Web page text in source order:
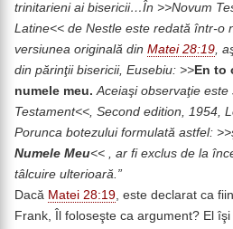
trinitarieni ai bisericii…În >>Novum
Latine<< de Nestle este redată într-o
versiunea originală din Matei 28:19,
din părinţii bisericii, Eusebiu: >> En to
numele meu.Aceiaşi observaţie
Testament<<, Second edition, 1954,
Porunca botezului formulată astfel:
Numele Meu<< , ar fi exclus de la
tâlcuire ulterioară.”
Dacă Matei 28:19, este declarat ca
Frank, Îl foloseşte ca argument? El